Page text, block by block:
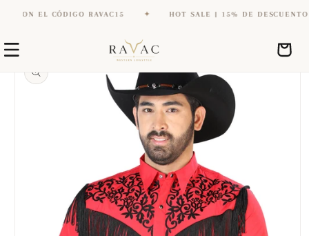
directamente
al contenido
EL CÓDIGO RAVAC15 HOT SALE | 15% DE DESCUENTO
Carrito
directamente
información